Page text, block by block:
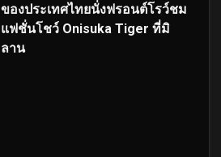
ของประเทศไทยนั่งฟรอนต์โรว์ชม
แฟชั่นโชว์ Onisuka Tiger ที่มิ
ลาน